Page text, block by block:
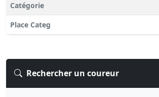
Catégorie
Place Categ
Rechercher un coureur